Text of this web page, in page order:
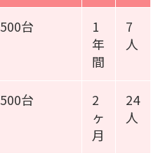
500台
1
年
間
7
人
500台
2
ヶ
月
24
人